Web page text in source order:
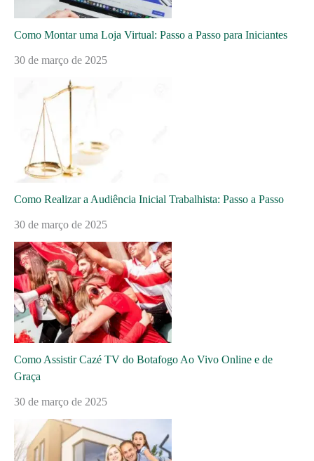
Como Montar uma Loja Virtual: Passo a Passo para Iniciantes
30 de março de 2025
Como Realizar a Audiência Inicial Trabalhista: Passo a Passo
30 de março de 2025
Como Assistir Cazé TV do Botafogo Ao Vivo Online e de
Graça
30 de março de 2025